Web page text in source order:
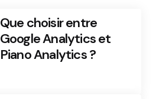
Que choisir entre
Google Analytics et
Piano Analytics ?